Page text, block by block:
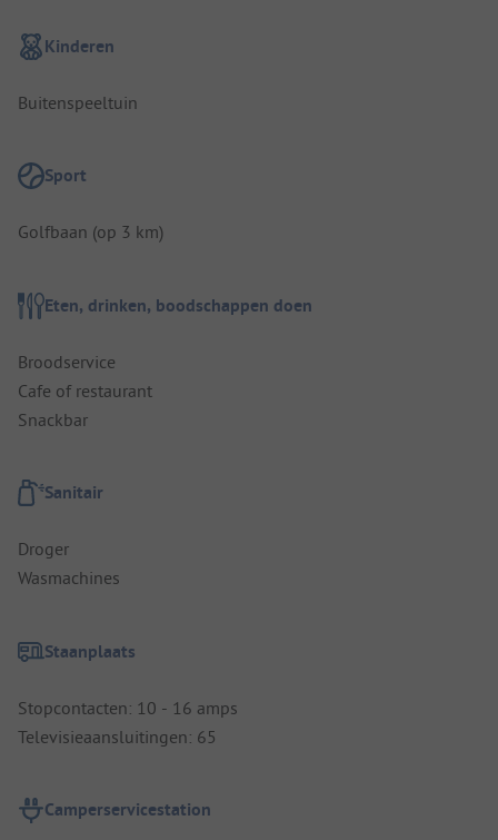
Kinderen
Buitenspeeltuin
Sport
Golfbaan (op 3 km)
Eten, drinken, boodschappen doen
Broodservice
Cafe of restaurant
Snackbar
Sanitair
Droger
Wasmachines
Staanplaats
Stopcontacten: 10 - 16 amps
Televisieaansluitingen: 65
Camperservicestation